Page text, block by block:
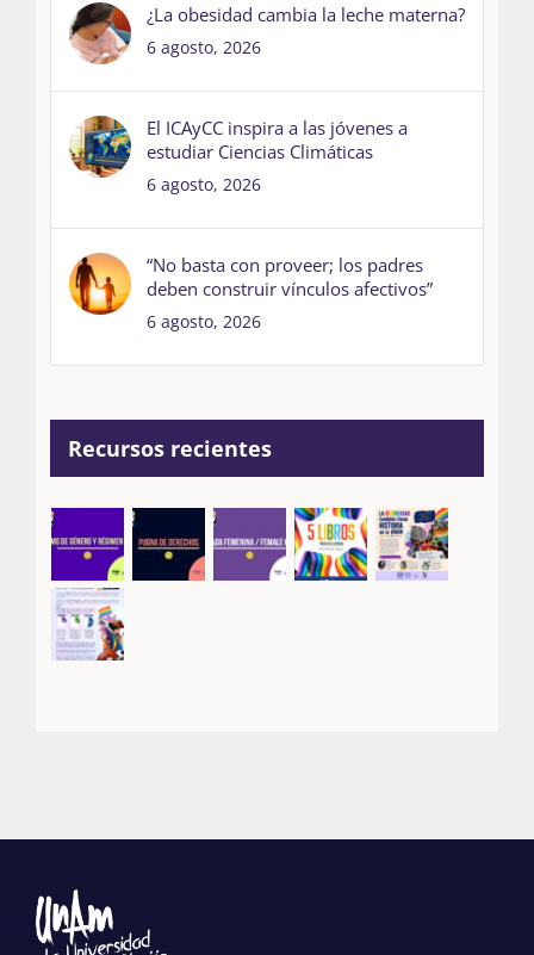
¿La obesidad cambia la leche materna?
6 agosto, 2026
El ICAyCC inspira a las jóvenes a
estudiar Ciencias Climáticas
6 agosto, 2026
“No basta con proveer; los padres
deben construir vínculos afectivos”
6 agosto, 2026
Recursos recientes